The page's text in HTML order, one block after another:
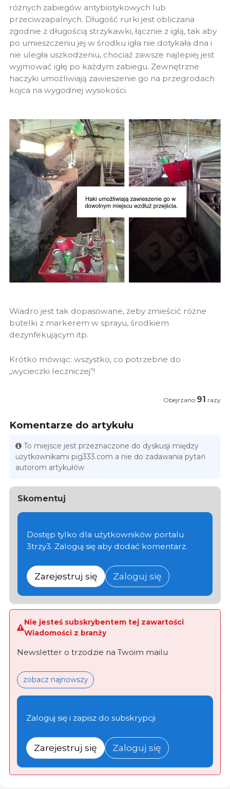
różnych zabiegów antybiotykowych lub
przeciwzapalnych. Długość rurki jest obliczana
zgodnie z długością strzykawki, łącznie z igłą, tak aby
po umieszczeniu jej w środku igła nie dotykała dna i
nie uległa uszkodzeniu, chociaż zawsze najlepiej jest
wyjmować igłę po każdym zabiegu. Zewnętrzne
haczyki umożliwiają zawieszenie go na przegrodach
kojca na wygodnej wysokości.
Wiadro jest tak dopasowane, żeby zmieścić różne
butelki z markerem w sprayu, środkiem
dezynfekującym itp.
Krótko mówiąc: wszystko, co potrzebne do
„wycieczki leczniczej”!
Obejrzano 91 razy
Komentarze do artykułu
To miejsce jest przeznaczone do dyskusji między
użytkownikami pig333.com a nie do zadawania pytań
autorom artykułów
Skomentuj
Dostęp tylko dla użytkowników portalu
3trzy3. Zaloguj się aby dodać komentarz.
Zarejestruj się Zaloguj się
Nie jesteś subskrybentem tej zawartości
Wiadomości z branży
Newsletter o trzodzie na Twoim mailu
zobacz najnowszy
Zaloguj się i zapisz do subskrypcji
Zarejestruj się Zaloguj się